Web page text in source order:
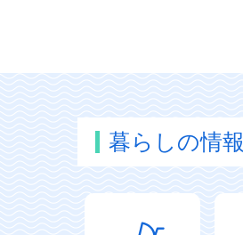
暮らしの情報